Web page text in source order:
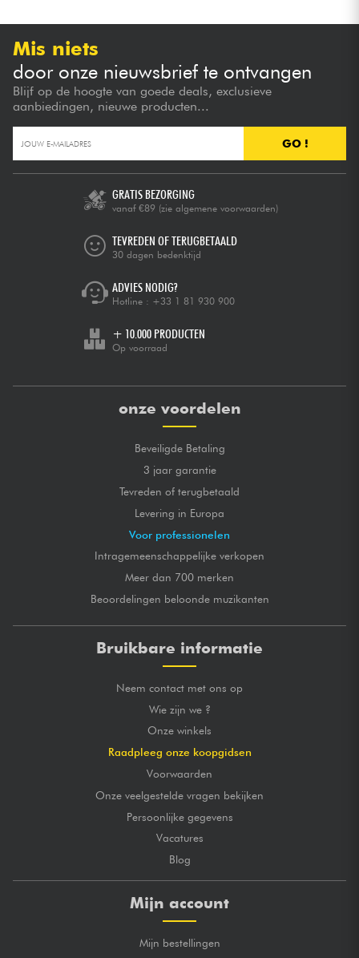
Mis niets
door onze nieuwsbrief te ontvangen
Blijf op de hoogte van goede deals, exclusieve
aanbiedingen, nieuwe producten...
GO !
GRATIS BEZORGING
vanaf €89 (zie algemene voorwaarden)
TEVREDEN OF TERUGBETAALD
30 dagen bedenktijd
ADVIES NODIG?
Hotline : +33 1 81 930 900
+ 10.000 PRODUCTEN
Op voorraad
onze voordelen
Beveiligde Betaling
3 jaar garantie
Tevreden of terugbetaald
Levering in Europa
Voor professionelen
Intragemeenschappelijke verkopen
Meer dan 700 merken
Beoordelingen beloonde muzikanten
Bruikbare informatie
Neem contact met ons op
Wie zijn we ?
Onze winkels
Raadpleeg onze koopgidsen
Voorwaarden
Onze veelgestelde vragen bekijken
Persoonlijke gegevens
Vacatures
Blog
Mijn account
Mijn bestellingen